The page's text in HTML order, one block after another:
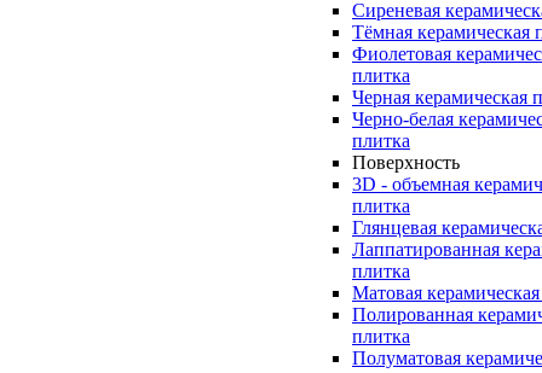
Сиреневая
Тёмная керамическая
Фиолетовая
плитка
Черная керамическая
Черно-белая
плитка
Поверхность
3D - объемная
плитка
Глянцевая
Лаппатированная
плитка
Матовая
Полированная
плитка
Полуматовая